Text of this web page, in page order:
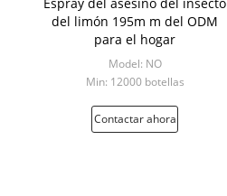
del limón 195m m del ODM
para el hogar
Model: NO
Min: 12000 botellas
Contactar ahora